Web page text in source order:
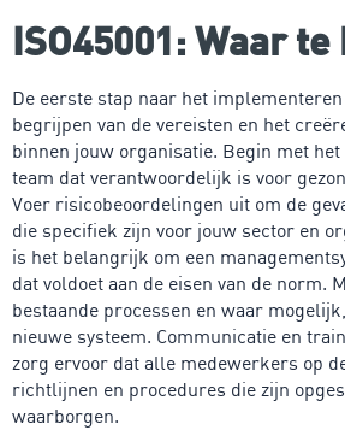
ISO45001: Waar
De eerste stap naar het implementeren
begrijpen van de vereisten en het
binnen jouw organisatie. Begin met
team dat verantwoordelijk is voor
Voer risicobeoordelingen uit om de
die specifiek zijn voor jouw sector en
is het belangrijk om een
dat voldoet aan de eisen van de norm.
bestaande processen en waar
nieuwe systeem. Communicatie en
zorg ervoor dat alle medewerkers op
richtlijnen en procedures die zijn
waarborgen.